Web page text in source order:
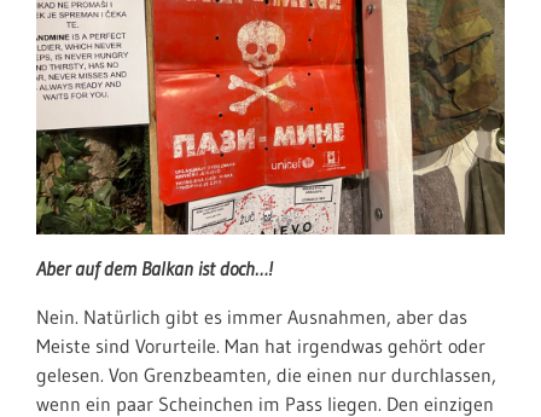
Aber auf dem Balkan ist doch…!
Nein. Natürlich gibt es immer Ausnahmen, aber das
Meiste sind Vorurteile. Man hat irgendwas gehört oder
gelesen. Von Grenzbeamten, die einen nur durchlassen,
wenn ein paar Scheinchen im Pass liegen. Den einzigen